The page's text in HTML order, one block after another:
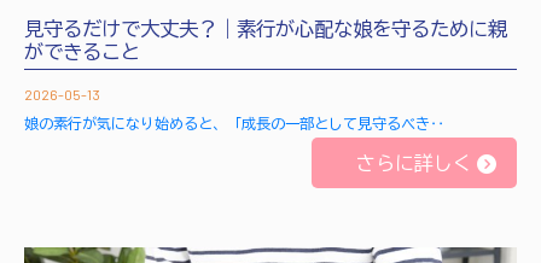
見守るだけで大丈夫？｜素行が心配な娘を守るために親
ができること
2026-05-13
娘の素行が気になり始めると、「成長の一部として見守るべき‥
さらに詳しく